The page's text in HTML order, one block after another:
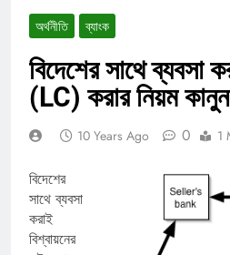
অর্থনীতি ব্যাংক
বিদেশের সাথে ব্যবসা
(LC) করার নিয়ম কানুন
10 Years Ago 0 1
বিদেশের
সাথে ব্যবসা
করাই
বিশ্বায়নের